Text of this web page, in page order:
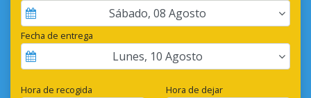
Sábado, 08 Agosto
Fecha de entrega
Lunes, 10 Agosto
Hora de recogida Hora de dejar